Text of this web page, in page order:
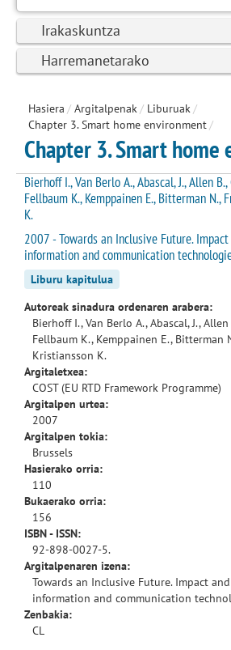
Irakaskuntza
Harremanetarako
Hasiera / Argitalpenak/ Liburuak/
Chapter 3. Smart home environment/
Chapter 3. Smart
Bierhoff I., Van Berlo A., Abascal, J., Allen
Fellbaum K., Kemppainen E., Bitterman N.,
K.
2007 - Towards an Inclusive Future.
information and communication
Liburu kapitulua
Autoreak sinadura ordenaren arabera:
Bierhoff I., Van Berlo A., Abascal, J.,
Fellbaum K., Kemppainen E., Bitterman
Kristiansson K.
Argitaletxea:
COST (EU RTD Framework Programme)
Argitalpen urtea:
2007
Argitalpen tokia:
Brussels
Hasierako orria:
110
Bukaerako orria:
156
ISBN - ISSN:
92-898-0027-5.
Argitalpenaren izena:
Towards an Inclusive Future. Impact
information and communication
Zenbakia:
CL